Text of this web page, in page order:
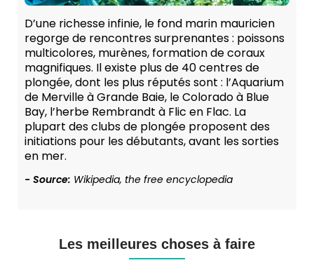
D’une richesse infinie, le fond marin mauricien
regorge de rencontres surprenantes : poissons
multicolores, murènes, formation de coraux
magnifiques. Il existe plus de 40 centres de
plongée, dont les plus réputés sont : l’Aquarium
de Merville à Grande Baie, le Colorado à Blue
Bay, l’herbe Rembrandt à Flic en Flac. La
plupart des clubs de plongée proposent des
initiations pour les débutants, avant les sorties
en mer.
- Source: Wikipedia, the free encyclopedia
Les meilleures choses à faire